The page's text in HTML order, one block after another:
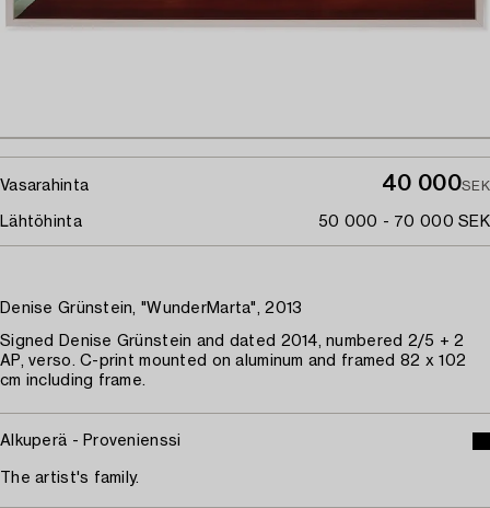
Vasarahinta 40 000SEK
Lähtöhinta 50 000 - 70 000 SEK
Denise Grünstein, "WunderMarta", 2013
Signed Denise Grünstein and dated 2014, numbered 2/5 + 2
AP, verso. C-print mounted on aluminum and framed 82 x 102
cm including frame.
Alkuperä - Provenienssi
The artist's family.